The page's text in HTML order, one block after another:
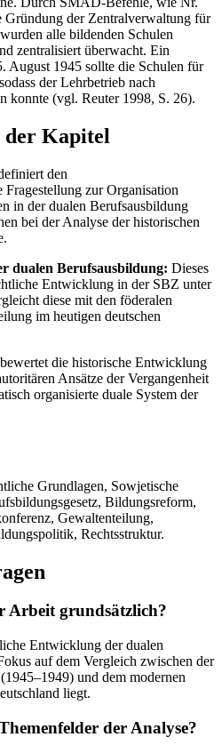
Gründung der Zentralverwaltung für
alle bildenden Schulen
zentralisiert überwacht. Ein
August 1945 sollte die Schulen für
der Lehrbetrieb nach
konnte (vgl. Reuter 1998, S. 26).
der Kapitel
den
Fragestellung zur Organisation
in der dualen Berufsausbildung
bei der Analyse der historischen
dualen Berufsausbildung: Dieses
Entwicklung in der SBZ unter
diese mit den föderalen
im heutigen deutschen
die historische Entwicklung
Ansätze der Vergangenheit
organisierte duale System der
Grundlagen, Sowjetische
Bildungsreform,
Gewaltenteilung,
Rechtsstruktur.
Arbeit grundsätzlich?
Entwicklung der dualen
auf dem Vergleich zwischen der
und dem modernen
liegt.
der Analyse?